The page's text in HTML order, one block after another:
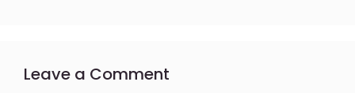
Leave a Comment